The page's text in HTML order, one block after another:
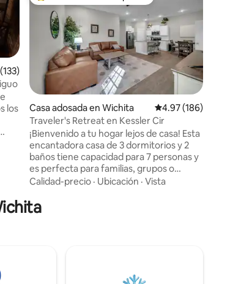
promedio: 4.96 de 5, 133 reseñas
de
Casa adosada en Wichita Calificación promedio:
4.97 (186)
Traveler's Retreat en Kessler Cir
¡Bienvenido a tu hogar lejos de casa! Esta
encantadora casa de 3 dormitorios y 2
baños tiene capacidad para 7 personas y
es perfecta para familias, grupos o
viajeros de negocios. Ubicada en un
casa ofrece una escapada tranquila con
la comodidad de estar cerca del
combinación perfecta de comodidad y
Calidad-precio · Ubicación · Vista